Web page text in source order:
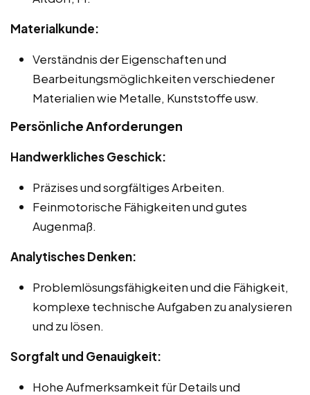
Materialkunde:
Verständnis der Eigenschaften und
Bearbeitungsmöglichkeiten verschiedener
Materialien wie Metalle, Kunststoffe usw.
Persönliche Anforderungen
Handwerkliches Geschick:
Präzises und sorgfältiges Arbeiten.
Feinmotorische Fähigkeiten und gutes
Augenmaß.
Analytisches Denken:
Problemlösungsfähigkeiten und die Fähigkeit,
komplexe technische Aufgaben zu analysieren
und zu lösen.
Sorgfalt und Genauigkeit:
Hohe Aufmerksamkeit für Details und